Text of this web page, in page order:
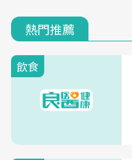
熱門推薦
飲食